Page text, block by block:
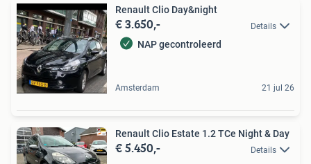
Renault Clio Day&night
€ 3.650,- Details
NAP gecontroleerd
Amsterdam 21 jul 26
Renault Clio Estate 1.2 TCe Night & Day
€ 5.450,- Details